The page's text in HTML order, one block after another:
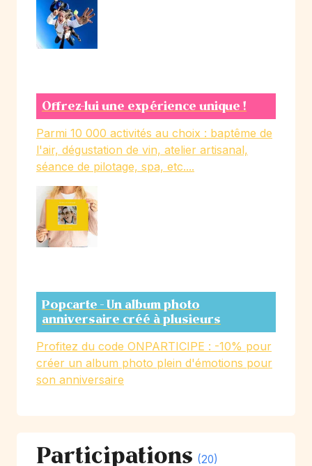
Offrez-lui une expérience unique !
Parmi 10 000 activités au choix : baptême de
l'air, dégustation de vin, atelier artisanal,
séance de pilotage, spa, etc....
Popcarte - Un album photo
anniversaire créé à plusieurs
Profitez du code ONPARTICIPE : -10% pour
créer un album photo plein d'émotions pour
son anniversaire
Participations (20)